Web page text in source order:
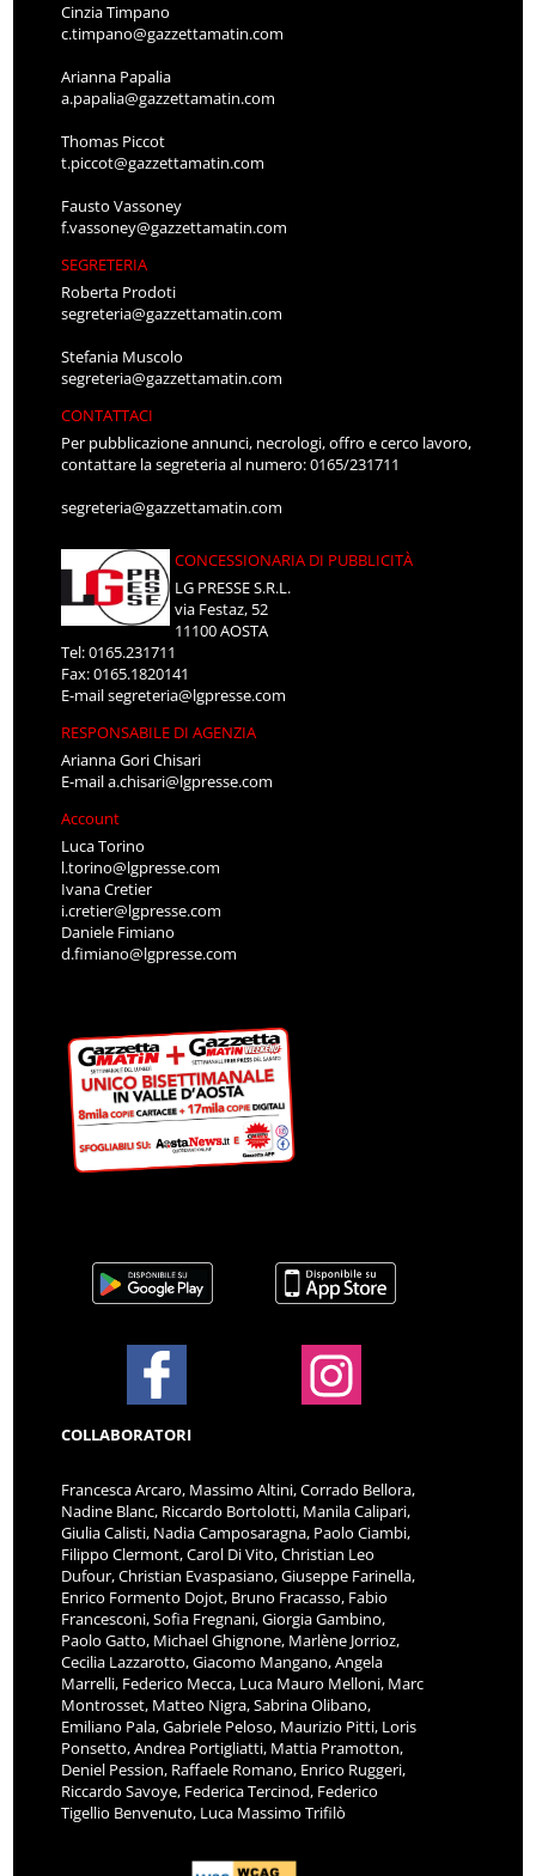
Cinzia Timpano
c.timpano@gazzettamatin.com
Arianna Papalia
a.papalia@gazzettamatin.com
Thomas Piccot
t.piccot@gazzettamatin.com
Fausto Vassoney
f.vassoney@gazzettamatin.com
SEGRETERIA
Roberta Prodoti
segreteria@gazzettamatin.com
Stefania Muscolo
segreteria@gazzettamatin.com
CONTATTACI
Per pubblicazione annunci, necrologi, offro e cerco lavoro,
contattare la segreteria al numero: 0165/231711
segreteria@gazzettamatin.com
CONCESSIONARIA DI PUBBLICITÀ
LG PRESSE S.R.L.
via Festaz, 52
11100 AOSTA
Tel: 0165.231711
Fax: 0165.1820141
E-mailsegreteria@lgpresse.com
RESPONSABILE DI AGENZIA
Arianna Gori Chisari
E-maila.chisari@lgpresse.com
Account
Luca Torino
l.torino@lgpresse.com
Ivana Cretier
i.cretier@lgpresse.com
Daniele Fimiano
d.fimiano@lgpresse.com
COLLABORATORI
Francesca Arcaro, Massimo Altini, Corrado Bellora,
Nadine Blanc, Riccardo Bortolotti, Manila Calipari,
Giulia Calisti, Nadia Camposaragna, Paolo Ciambi,
Filippo Clermont, Carol Di Vito, Christian Leo
Dufour, Christian Evaspasiano, Giuseppe Farinella,
Enrico Formento Dojot, Bruno Fracasso, Fabio
Francesconi, Sofia Fregnani, Giorgia Gambino,
Paolo Gatto, Michael Ghignone, Marlène Jorrioz,
Cecilia Lazzarotto, Giacomo Mangano, Angela
Marrelli, Federico Mecca, Luca Mauro Melloni, Marc
Montrosset, Matteo Nigra, Sabrina Olibano,
Emiliano Pala, Gabriele Peloso, Maurizio Pitti, Loris
Ponsetto, Andrea Portigliatti, Mattia Pramotton,
Deniel Pession, Raffaele Romano, Enrico Ruggeri,
Riccardo Savoye, Federica Tercinod, Federico
Tigellio Benvenuto, Luca Massimo Trifilò